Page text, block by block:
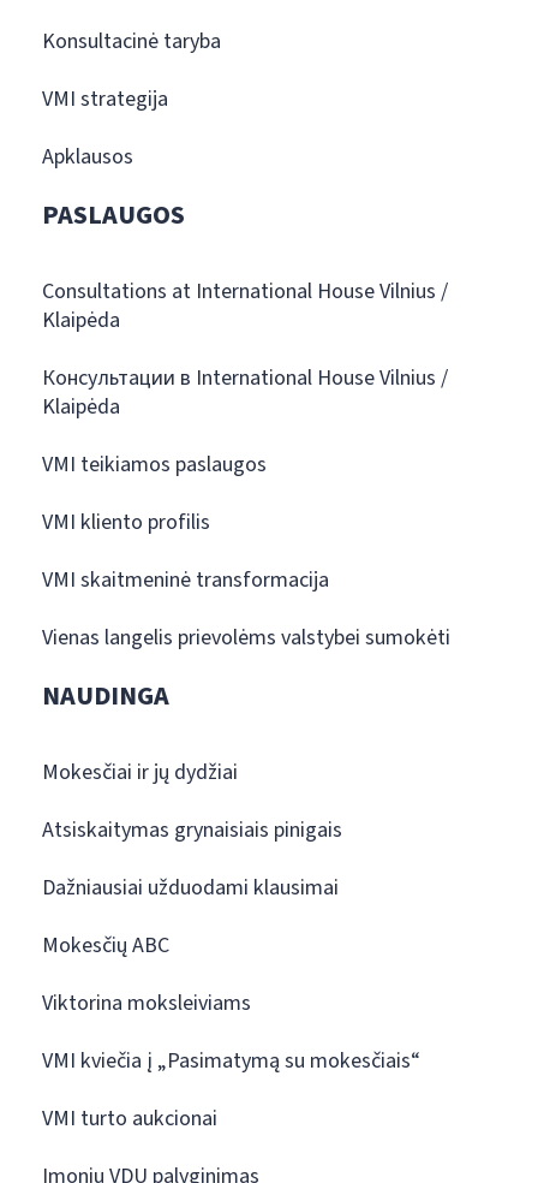
Konsultacinė taryba
VMI strategija
Apklausos
PASLAUGOS
Consultations at International House Vilnius /
Klaipėda
Консультации в International House Vilnius /
Klaipėda
VMI teikiamos paslaugos
VMI kliento profilis
VMI skaitmeninė transformacija
Vienas langelis prievolėms valstybei sumokėti
NAUDINGA
Mokesčiai ir jų dydžiai
Atsiskaitymas grynaisiais pinigais
Dažniausiai užduodami klausimai
Mokesčių ABC
Viktorina moksleiviams
VMI kviečia į „Pasimatymą su mokesčiais“
VMI turto aukcionai
Įmonių VDU palyginimas